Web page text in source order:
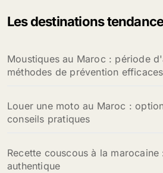
Les destinations
Moustiques au Maroc : période
méthodes de prévention efficaces
Louer une moto au Maroc :
conseils pratiques
Recette couscous à la marocaine
authentique